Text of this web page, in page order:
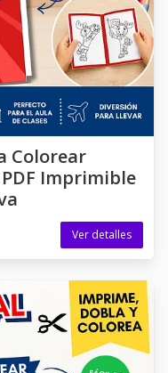
Colorear
Imprimible
Ver detalles